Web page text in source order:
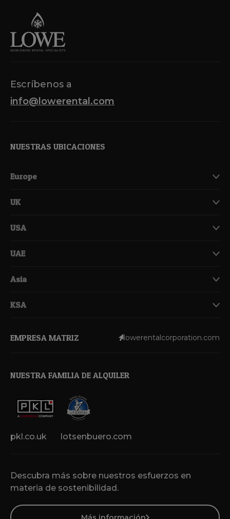
entradas
Escríbenos a
info@lowerental.com
NUESTRAS UBICACIONES
Europe
UK
USA
UAE
Asia
KSA
Descubra más sobre nuestros esfuerzos en
materia de sostenibilidad.
EMPRESA MATRIZ lowerentalcorporation.com
NUESTRA FAMILIA DE ALQUILER
pkl.co.uk lotsenbuero.com